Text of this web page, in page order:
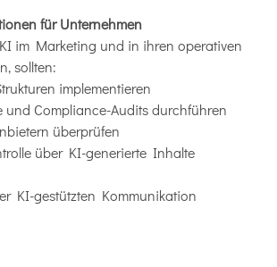
für Unternehmen
im Marketing und in ihren operativen
sollten:
implementieren
und Compliance-Audits durchführen
überprüfen
über KI-generierte Inhalte
KI-gestützten Kommunikation